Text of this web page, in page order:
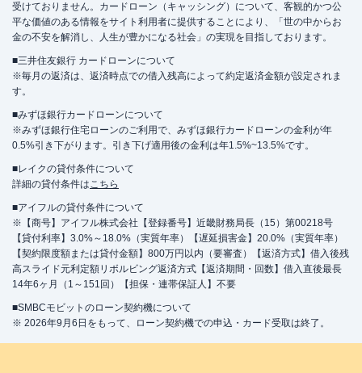
受けておりません。カードローン（キャッシング）について、客観的かつ公
平な価値のある情報をサイト利用者に提供することにより、「世の中からお
金の不安を解消し、人生が豊かになる社会」の実現を目指しております。
■三井住友銀行 カードローンについて
※毎月の返済は、返済時点での借入残高によって約定返済金額が設定されま
す。
■みずほ銀行カードローンについて
※みずほ銀行住宅ローンのご利用で、みずほ銀行カードローンの金利が年
0.5%引き下がります。引き下げ適用後の金利は年1.5%~13.5%です。
■レイクの貸付条件について
詳細の貸付条件はこちら
■アイフルの貸付条件について
※【商号】アイフル株式会社【登録番号】近畿財務局長（15）第00218号
【貸付利率】3.0%～18.0%（実質年率）【遅延損害金】20.0%（実質年率）
【契約限度額または貸付金額】800万円以内（要審査）【返済方式】借入後残
高スライド元利定額リボルビング返済方式【返済期間・回数】借入直後最長
14年6ヶ月（1～151回）【担保・連帯保証人】不要
■SMBCモビットのローン契約機について
※ 2026年9月6日をもって、ローン契約機での申込・カード受取は終了。